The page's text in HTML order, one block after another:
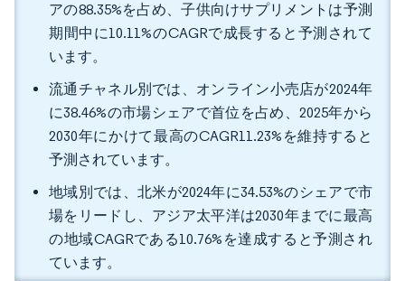
アの88.35%を占め、子供向けサプリメントは予測
期間中に10.11%のCAGRで成長すると予測されて
います。
流通チャネル別では、オンライン小売店が2024年
に38.46%の市場シェアで首位を占め、2025年から
2030年にかけて最高のCAGR11.23%を維持すると
予測されています。
地域別では、北米が2024年に34.53%のシェアで市
場をリードし、アジア太平洋は2030年までに最高
の地域CAGRである10.76%を達成すると予測され
ています。